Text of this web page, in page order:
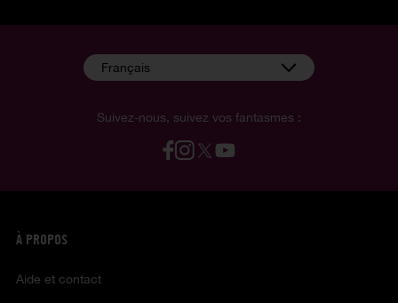
Suivez-nous, suivez vos fantasmes :
Français
À PROPOS
Aide et contact